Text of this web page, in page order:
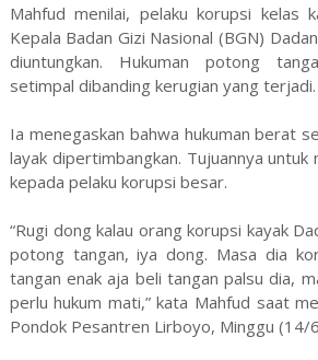
Mahfud menilai, pelaku korupsi kelas
Kepala Badan Gizi Nasional (BGN)
diuntungkan. Hukuman potong
setimpal dibanding kerugian yang terjadi.
Ia menegaskan bahwa hukuman berat
layak dipertimbangkan. Tujuannya
kepada pelaku korupsi besar.
“Rugi dong kalau orang korupsi kayak
potong tangan, iya dong. Masa dia
tangan enak aja beli tangan palsu dia,
perlu hukum mati,” kata Mahfud saat
Pondok Pesantren Lirboyo, Minggu (14/